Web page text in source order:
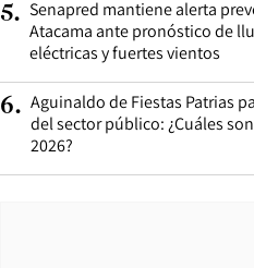
5. Senapred mantiene alerta
Atacama ante pronóstico de
eléctricas y fuertes vientos
6. Aguinaldo de Fiestas Patrias
del sector público: ¿Cuáles
2026?